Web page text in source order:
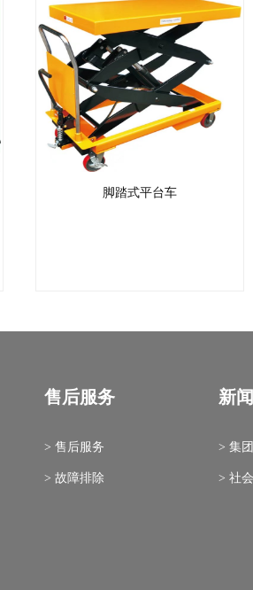
脚踏式平台车
售后服务
> 售后服务
> 故障排除
新
> 集
> 社